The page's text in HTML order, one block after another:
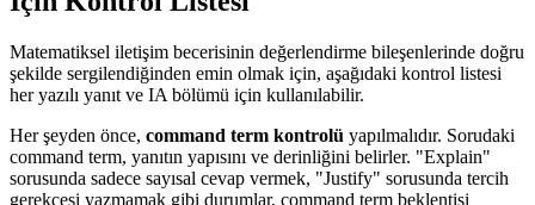
Matematiksel iletişim becerisinin değerlendirme bileşenlerinde doğru
şekilde sergilendiğinden emin olmak için, aşağıdaki kontrol listesi
her yazılı yanıt ve IA bölümü için kullanılabilir.
Her şeyden önce, command term kontrolü yapılmalıdır. Sorudaki
command term, yanıtın yapısını ve derinliğini belirler. "Explain"
sorusunda sadece sayısal cevap vermek, "Justify" sorusunda tercih
gerekçesi yazmamak gibi durumlar, command term beklentisi